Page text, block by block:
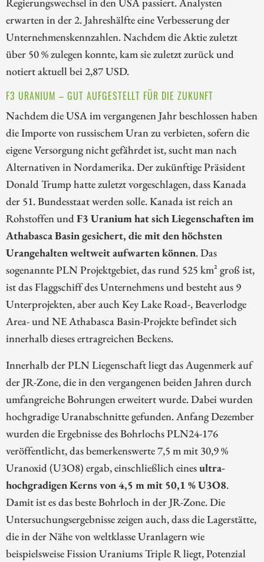
erwarten in der 2. Jahreshälfte eine Verbesserung der
Unternehmenskennzahlen. Nachdem die Aktie zuletzt
über 50 % zulegen konnte, kam sie zuletzt zurück und
notiert aktuell bei 2,87 USD.
F3 URANIUM – GUT AUFGESTELLT FÜR DIE ZUKUNFT
Nachdem die USA im vergangenen Jahr beschlossen haben
die Importe von russischem Uran zu verbieten, sofern die
eigene Versorgung nicht gefährdet ist, sucht man nach
Alternativen in Nordamerika. Der zukünftige Präsident
Donald Trump hatte zuletzt vorgeschlagen, dass Kanada
der 51. Bundesstaat werden solle. Kanada ist reich an
Rohstoffen und F3 Uranium hat sich Liegenschaften im
Athabasca Basin gesichert, die mit den höchsten
Urangehalten weltweit aufwarten können. Das
sogenannte PLN Projektgebiet, das rund 525 km² groß ist,
ist das Flaggschiff des Unternehmens und besteht aus 9
Unterprojekten, aber auch Key Lake Road-, Beaverlodge
Area- und NE Athabasca Basin-Projekte befindet sich
innerhalb dieses ertragreichen Beckens.
Innerhalb der PLN Liegenschaft liegt das Augenmerk auf
der JR-Zone, die in den vergangenen beiden Jahren durch
umfangreiche Bohrungen erweitert wurde. Dabei wurden
hochgradige Uranabschnitte gefunden. Anfang Dezember
wurden die Ergebnisse des Bohrlochs PLN24-176
veröffentlicht, das bemerkenswerte 7,5 m mit 30,9 %
Uranoxid (U3O8) ergab, einschließlich einesultra-
hochgradigen Kerns von 4,5 m mit 50,1 % U3O8.
Damit ist es das beste Bohrloch in der JR-Zone. Die
Untersuchungsergebnisse zeigen auch, dass die Lagerstätte,
die in der Nähe von weltklasse Uranlagern wie
beispielsweise Fission Uraniums Triple R liegt, Potenzial